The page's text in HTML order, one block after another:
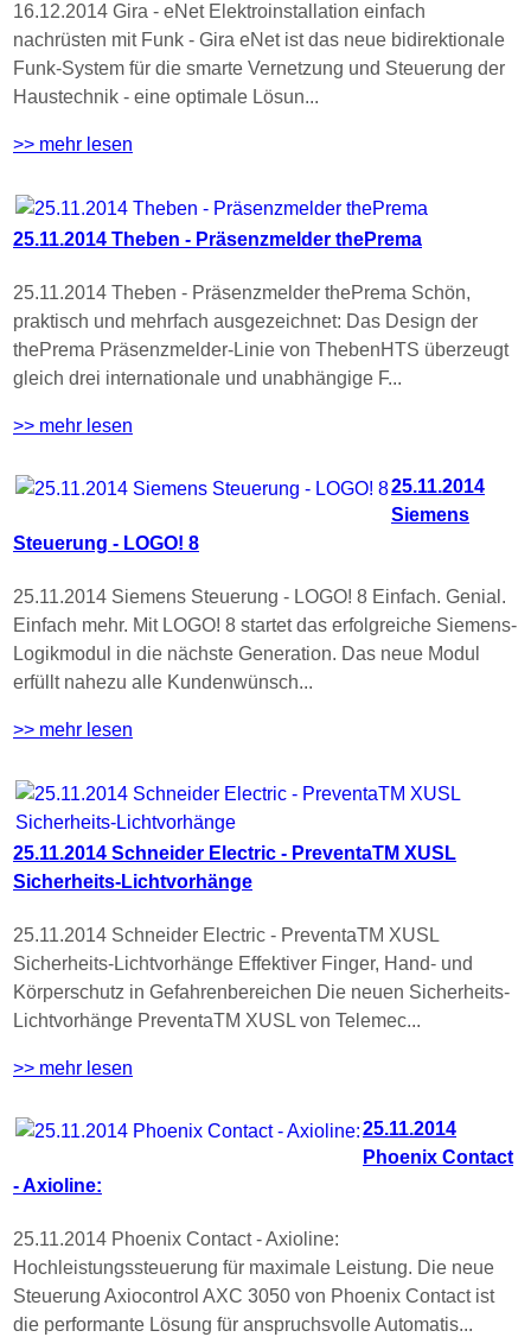
16.12.2014 Gira - eNet Elektroinstallation einfach
nachrüsten mit Funk - Gira eNet ist das neue bidirektionale
Funk-System für die smarte Vernetzung und Steuerung der
Haustechnik - eine optimale Lösun...
>> mehr lesen
25.11.2014 Theben - Präsenzmelder thePrema
25.11.2014 Theben - Präsenzmelder thePrema Schön,
praktisch und mehrfach ausgezeichnet: Das Design der
thePrema Präsenzmelder-Linie von ThebenHTS überzeugt
gleich drei internationale und unabhängige F...
>> mehr lesen
25.11.2014
Siemens
Steuerung - LOGO! 8
25.11.2014 Siemens Steuerung - LOGO! 8 Einfach. Genial.
Einfach mehr. Mit LOGO! 8 startet das erfolgreiche Siemens-
Logikmodul in die nächste Generation. Das neue Modul
erfüllt nahezu alle Kundenwünsch...
>> mehr lesen
25.11.2014 Schneider Electric - PreventaTM XUSL
Sicherheits-Lichtvorhänge
25.11.2014 Schneider Electric - PreventaTM XUSL
Sicherheits-Lichtvorhänge Effektiver Finger, Hand- und
Körperschutz in Gefahrenbereichen Die neuen Sicherheits-
Lichtvorhänge PreventaTM XUSL von Telemec...
>> mehr lesen
25.11.2014
Phoenix Contact
- Axioline:
25.11.2014 Phoenix Contact - Axioline:
Hochleistungssteuerung für maximale Leistung. Die neue
Steuerung Axiocontrol AXC 3050 von Phoenix Contact ist
die performante Lösung für anspruchsvolle Automatis...